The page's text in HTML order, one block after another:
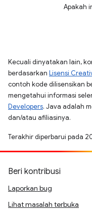
Apakah
Kecuali dinyatakan lain,
berdasarkan Lisensi
contoh kode dilisensikan
mengetahui informasi
Developers. Java adalah
dan/atau afiliasinya.
Terakhir diperbarui pada
Beri kontribusi
Laporkan bug
Lihat masalah terbuka